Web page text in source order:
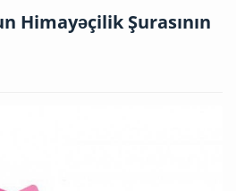
Himayəçilik Şurasının